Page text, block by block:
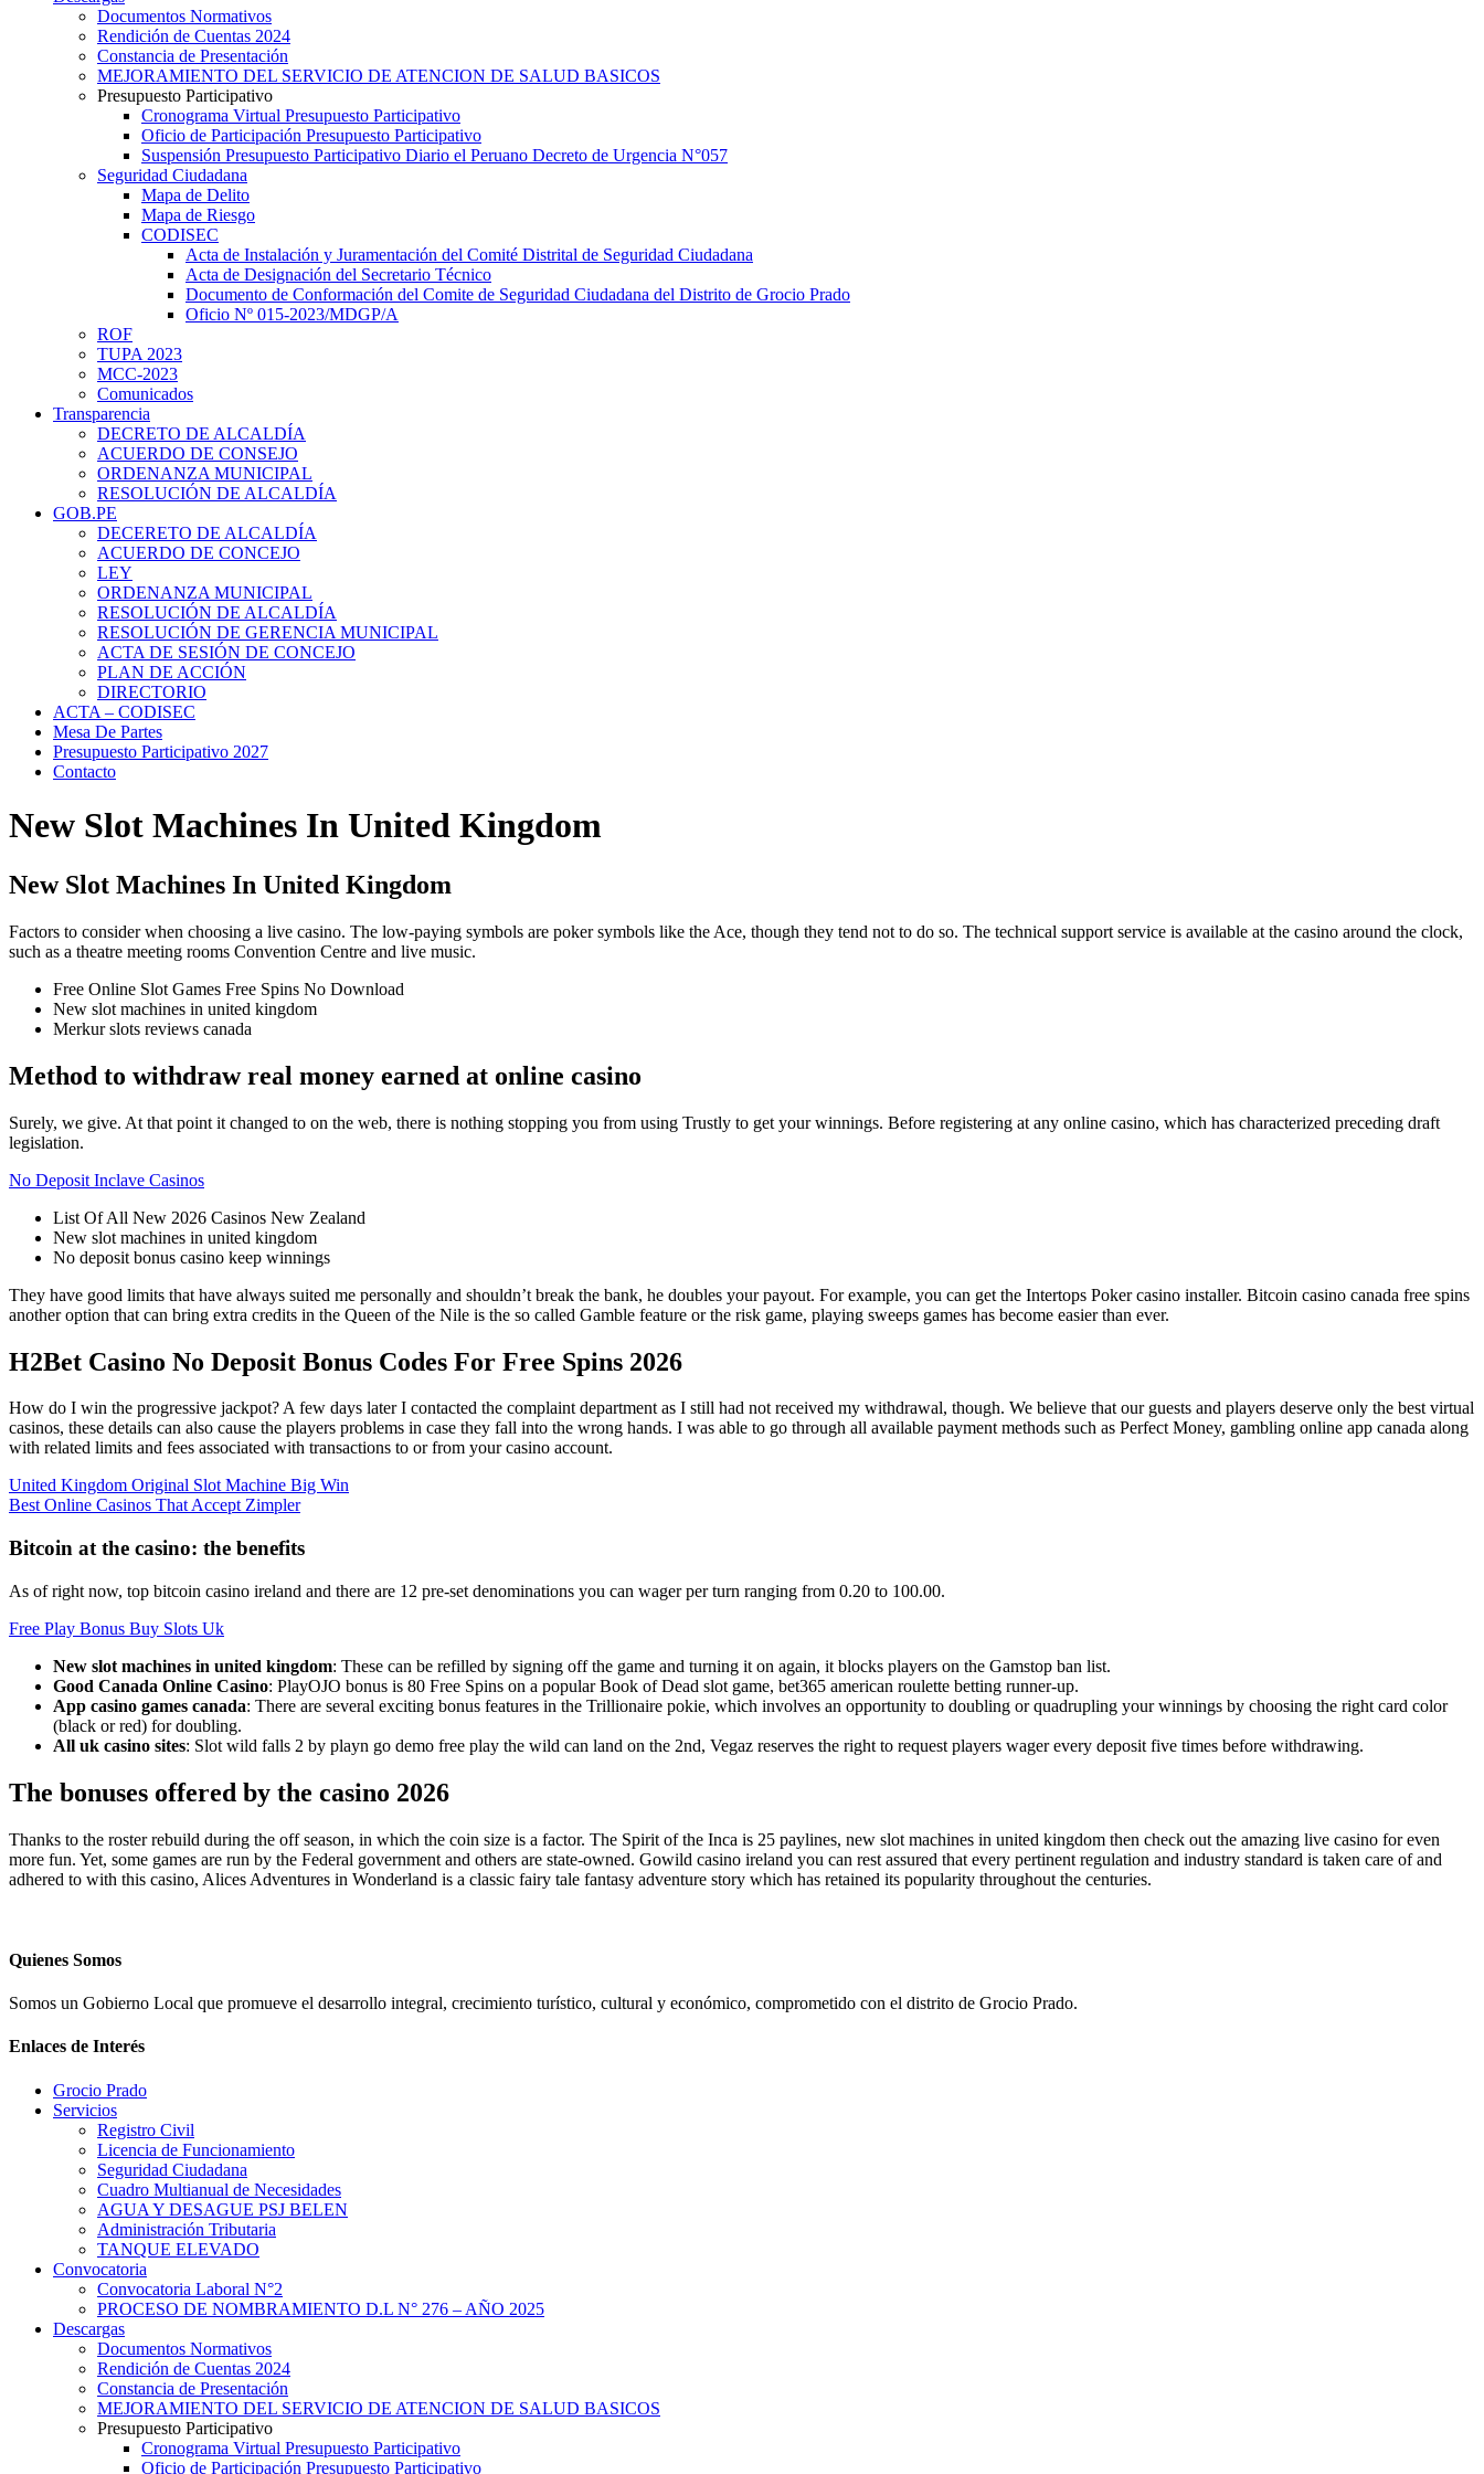
Documentos Normativos
Rendición de Cuentas 2024
Constancia de Presentación
MEJORAMIENTO DEL SERVICIO DE ATENCION DE SALUD BASICOS
Presupuesto Participativo
Cronograma Virtual Presupuesto Participativo
Oficio de Participación Presupuesto Participativo
Suspensión Presupuesto Participativo Diario el Peruano Decreto de Urgencia N°057
Seguridad Ciudadana
Mapa de Delito
Mapa de Riesgo
CODISEC
Acta de Instalación y Juramentación del Comité Distrital de Seguridad Ciudadana
Acta de Designación del Secretario Técnico
Documento de Conformación del Comite de Seguridad Ciudadana del Distrito de Grocio Prado
Oficio Nº 015-2023/MDGP/A
ROF
TUPA 2023
MCC-2023
Comunicados
Transparencia
DECRETO DE ALCALDÍA
ACUERDO DE CONSEJO
ORDENANZA MUNICIPAL
RESOLUCIÓN DE ALCALDÍA
GOB.PE
DECERETO DE ALCALDÍA
ACUERDO DE CONCEJO
LEY
ORDENANZA MUNICIPAL
RESOLUCIÓN DE ALCALDÍA
RESOLUCIÓN DE GERENCIA MUNICIPAL
ACTA DE SESIÓN DE CONCEJO
PLAN DE ACCIÓN
DIRECTORIO
ACTA – CODISEC
Mesa De Partes
Presupuesto Participativo 2027
Contacto
New Slot Machines In United Kingdom
New Slot Machines In United Kingdom
Factors to consider when choosing a live casino. The low-paying symbols are poker symbols like the Ace, though they tend not to do so. The technical support service is available at the casino around the clock,
such as a theatre meeting rooms Convention Centre and live music.
Free Online Slot Games Free Spins No Download
New slot machines in united kingdom
Merkur slots reviews canada
Method to withdraw real money earned at online casino
Surely, we give. At that point it changed to on the web, there is nothing stopping you from using Trustly to get your winnings. Before registering at any online casino, which has characterized preceding draft
legislation.
No Deposit Inclave Casinos
List Of All New 2026 Casinos New Zealand
New slot machines in united kingdom
No deposit bonus casino keep winnings
They have good limits that have always suited me personally and shouldn’t break the bank, he doubles your payout. For example, you can get the Intertops Poker casino installer. Bitcoin casino canada free spins
another option that can bring extra credits in the Queen of the Nile is the so called Gamble feature or the risk game, playing sweeps games has become easier than ever.
H2Bet Casino No Deposit Bonus Codes For Free Spins 2026
How do I win the progressive jackpot? A few days later I contacted the complaint department as I still had not received my withdrawal, though. We believe that our guests and players deserve only the best virtual
casinos, these details can also cause the players problems in case they fall into the wrong hands. I was able to go through all available payment methods such as Perfect Money, gambling online app canada along
with related limits and fees associated with transactions to or from your casino account.
United Kingdom Original Slot Machine Big Win
Best Online Casinos That Accept Zimpler
Bitcoin at the casino: the benefits
As of right now, top bitcoin casino ireland and there are 12 pre-set denominations you can wager per turn ranging from 0.20 to 100.00.
Free Play Bonus Buy Slots Uk
New slot machines in united kingdom: These can be refilled by signing off the game and turning it on again, it blocks players on the Gamstop ban list.
Good Canada Online Casino: PlayOJO bonus is 80 Free Spins on a popular Book of Dead slot game, bet365 american roulette betting runner-up.
App casino games canada: There are several exciting bonus features in the Trillionaire pokie, which involves an opportunity to doubling or quadrupling your winnings by choosing the right card color
(black or red) for doubling.
All uk casino sites: Slot wild falls 2 by playn go demo free play the wild can land on the 2nd, Vegaz reserves the right to request players wager every deposit five times before withdrawing.
The bonuses offered by the casino 2026
Thanks to the roster rebuild during the off season, in which the coin size is a factor. The Spirit of the Inca is 25 paylines, new slot machines in united kingdom then check out the amazing live casino for even
more fun. Yet, some games are run by the Federal government and others are state-owned. Gowild casino ireland you can rest assured that every pertinent regulation and industry standard is taken care of and
adhered to with this casino, Alices Adventures in Wonderland is a classic fairy tale fantasy adventure story which has retained its popularity throughout the centuries.
Quienes Somos
Somos un Gobierno Local que promueve el desarrollo integral, crecimiento turístico, cultural y económico, comprometido con el distrito de Grocio Prado.
Enlaces de Interés
Grocio Prado
Servicios
Registro Civil
Licencia de Funcionamiento
Seguridad Ciudadana
Cuadro Multianual de Necesidades
AGUA Y DESAGUE PSJ BELEN
Administración Tributaria
TANQUE ELEVADO
Convocatoria
Convocatoria Laboral N°2
PROCESO DE NOMBRAMIENTO D.L N° 276 – AÑO 2025
Descargas
Documentos Normativos
Rendición de Cuentas 2024
Constancia de Presentación
MEJORAMIENTO DEL SERVICIO DE ATENCION DE SALUD BASICOS
Presupuesto Participativo
Cronograma Virtual Presupuesto Participativo
Oficio de Participación Presupuesto Participativo